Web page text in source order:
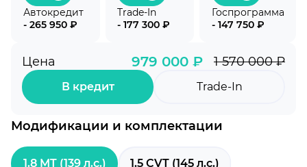
Автокредит
- 265 950 ₽
Trade-In
- 177 300 ₽
Госпрограмма
- 147 750 ₽
Цена 979 000 ₽ 1 570 000 ₽
В кредит Trade-In
Модификации и комплектации
1.8 MT (139 л.с.) 1.5 CVT (145 л.с.)